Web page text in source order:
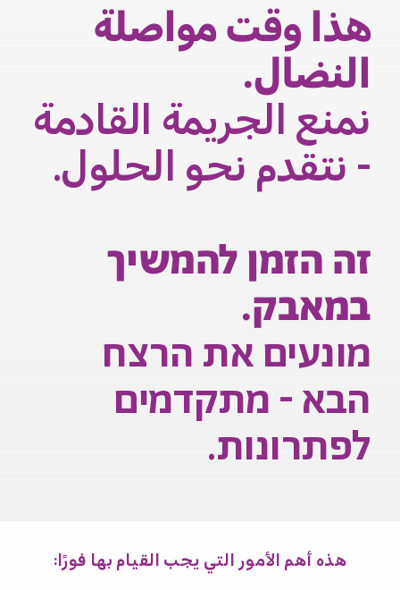
هذا وقت مواصلة
النضال.
نمنع الجريمة القادمة
- نتقدم نحو الحلول.
זה הזמן להמשיך
במאבק.
מונעים את הרצח
הבא - מתקדמים
לפתרונות.
هذه أهم الأمور التي يجب القيام بها فورًا: